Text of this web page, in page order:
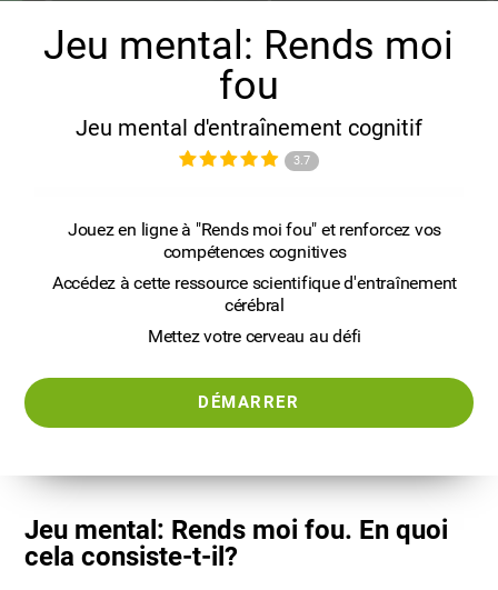
Jeu mental: Rends moi
fou
Jeu mental d'entraînement cognitif
3.7
Jouez en ligne à "Rends moi fou" et renforcez vos
compétences cognitives
Accédez à cette ressource scientifique d'entraînement
cérébral
Mettez votre cerveau au défi
DÉMARRER
Jeu mental: Rends moi fou. En quoi
cela consiste-t-il?